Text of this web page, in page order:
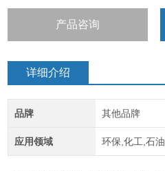
产品咨询
详细介绍
品牌 其他品牌
应用领域 环保,化工,石油